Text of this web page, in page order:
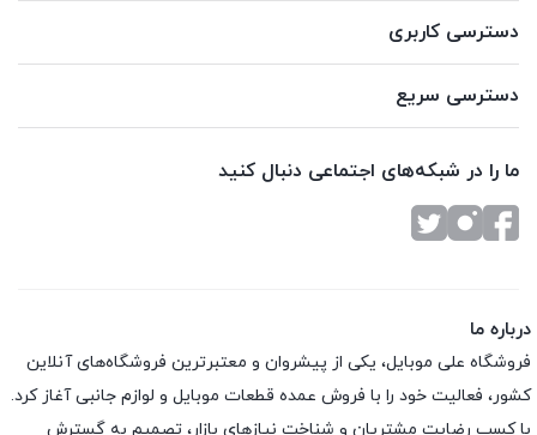
دسترسی کاربری
دسترسی سریع
ما را در شبکه‌های اجتماعی دنبال کنید
درباره ما
فروشگاه علی موبایل، یکی از پیشروان و معتبرترین فروشگاه‌های آنلاین
کشور، فعالیت خود را با فروش عمده قطعات موبایل و لوازم جانبی آغاز کرد.
با کسب رضایت مشتریان و شناخت نیازهای بازار، تصمیم به گسترش